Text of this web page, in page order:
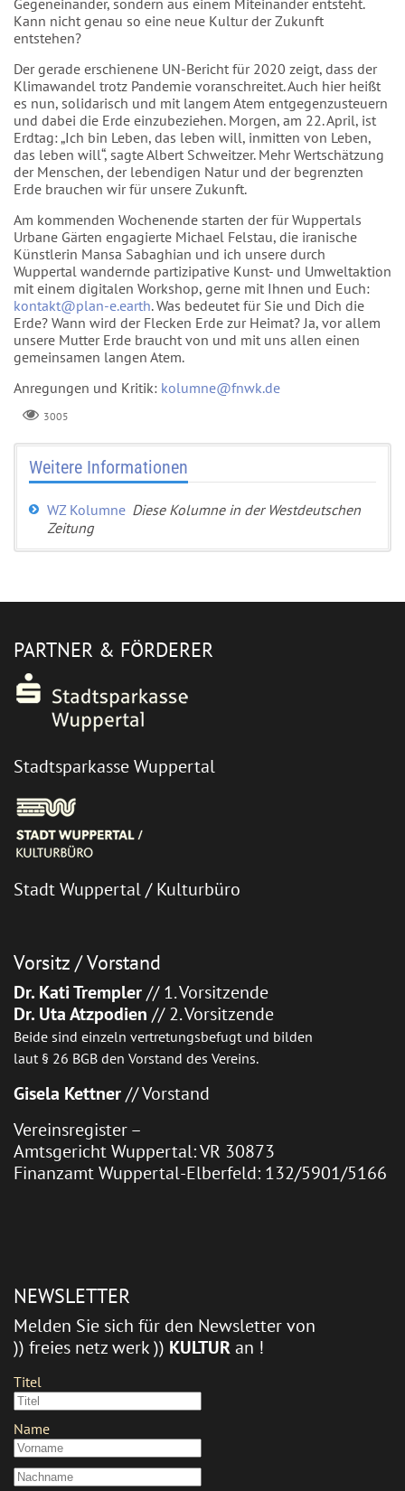
Kann nicht genau so eine neue Kultur der Zukunft
entstehen?
Der gerade erschienene UN-Bericht für 2020 zeigt, dass der
Klimawandel trotz Pandemie voranschreitet. Auch hier heißt
es nun, solidarisch und mit langem Atem entgegenzusteuern
und dabei die Erde einzubeziehen. Morgen, am 22. April, ist
Erdtag: „Ich bin Leben, das leben will, inmitten von Leben,
das leben will“, sagte Albert Schweitzer. Mehr Wertschätzung
der Menschen, der lebendigen Natur und der begrenzten
Erde brauchen wir für unsere Zukunft.
Am kommenden Wochenende starten der für Wuppertals
Urbane Gärten engagierte Michael Felstau, die iranische
Künstlerin Mansa Sabaghian und ich unsere durch
Wuppertal wandernde partizipative Kunst- und Umweltaktion
mit einem digitalen Workshop, gerne mit Ihnen und Euch:
kontakt@plan-e.earth. Was bedeutet für Sie und Dich die
Erde? Wann wird der Flecken Erde zur Heimat? Ja, vor allem
unsere Mutter Erde braucht von und mit uns allen einen
gemeinsamen langen Atem.
Anregungen und Kritik: kolumne@fnwk.de
3005
Weitere Informationen
WZ Kolumne Diese Kolumne in der Westdeutschen
Zeitung
PARTNER & FÖRDERER
Stadtsparkasse Wuppertal
Stadt Wuppertal / Kulturbüro
Vorsitz / Vorstand
Dr. Kati Trempler// 1. Vorsitzende
Dr. Uta Atzpodien // 2. Vorsitzende
Beide sind einzeln vertretungsbefugt und bilden
laut § 26 BGB den Vorstand des Vereins.
Gisela Kettner// Vorstand
Vereinsregister –
Amtsgericht Wuppertal: VR 30873
Finanzamt Wuppertal-Elberfeld: 132/5901/5166
NEWSLETTER
Melden Sie sich für den Newsletter von
)) freies netz werk )) KULTURan !